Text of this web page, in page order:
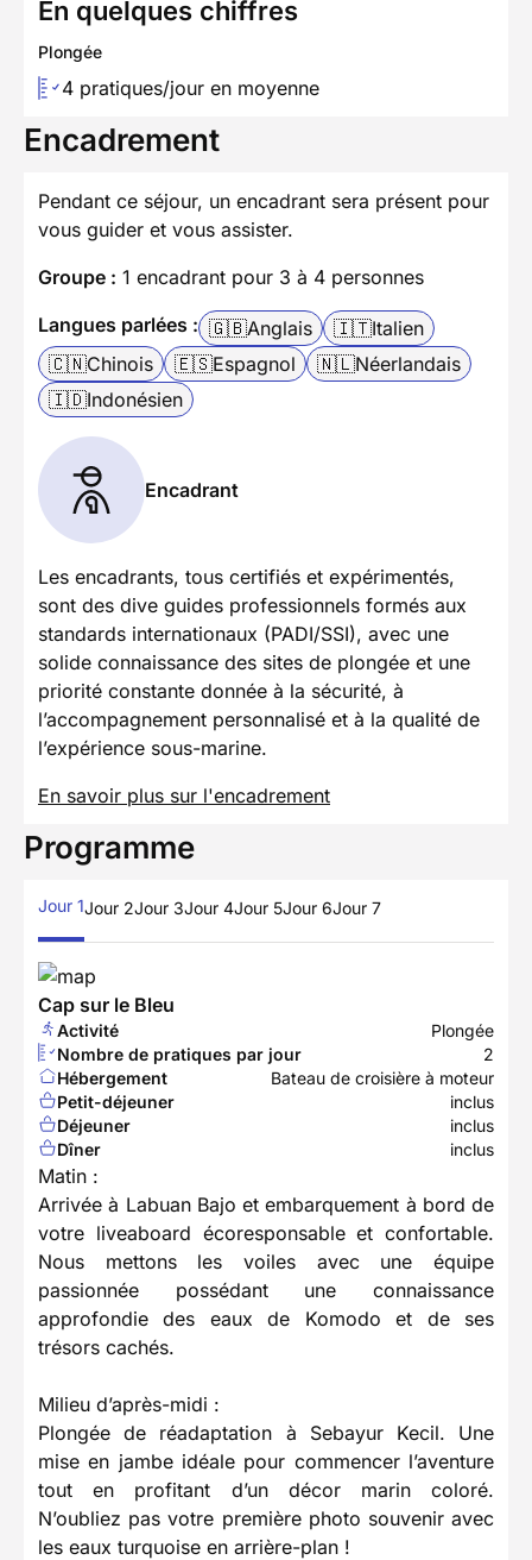
En quelques chiffres
Plongée
4 pratiques/jour en moyenne
Encadrement
Pendant ce séjour, un encadrant sera présent pour
vous guider et vous assister.
Groupe : 1 encadrant pour 3 à 4 personnes
Langues parlées : 🇬🇧Anglais 🇮🇹Italien
🇨🇳Chinois 🇪🇸Espagnol 🇳🇱Néerlandais
🇮🇩Indonésien
Encadrant
Les encadrants, tous certifiés et expérimentés,
sont des dive guides professionnels formés aux
standards internationaux (PADI/SSI), avec une
solide connaissance des sites de plongée et une
priorité constante donnée à la sécurité, à
l’accompagnement personnalisé et à la qualité de
l’expérience sous-marine.
En savoir plus sur l'encadrement
Programme
Jour 1Jour 2Jour 3Jour 4Jour 5Jour 6Jour 7
Cap sur le Bleu
Activité
Plongée
Nombre de pratiques par jour
2
Hébergement
Bateau de croisière à moteur
Petit-déjeuner
inclus
Déjeuner
inclus
Dîner
inclus
Matin :
Arrivée à Labuan Bajo et embarquement à bord de
votre liveaboard écoresponsable et confortable.
Nous mettons les voiles avec une équipe
passionnée possédant une connaissance
approfondie des eaux de Komodo et de ses
trésors cachés.
Milieu d’après-midi :
Plongée de réadaptation à Sebayur Kecil. Une
mise en jambe idéale pour commencer l’aventure
tout en profitant d’un décor marin coloré.
N’oubliez pas votre première photo souvenir avec
les eaux turquoise en arrière-plan !